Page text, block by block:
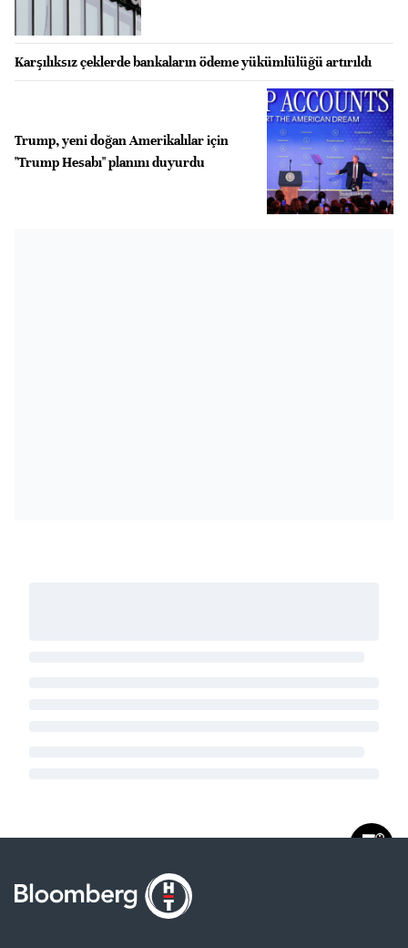
Karşılıksız çeklerde bankaların ödeme yükümlülüğü artırıldı
Trump, yeni doğan Amerikalılar için
"Trump Hesabı" planını duyurdu